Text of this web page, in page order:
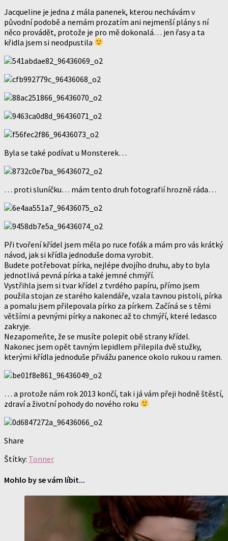
Jacqueline je jedna z mála panenek, kterou nechávám v
původní podobě a nemám prozatím ani nejmenší plány s ní
něco provádět, protože je pro mě dokonalá… jen řasy a ta
křidla jsem si neodpustila
Byla se také podívat u Monsterek…
… proti sluníčku… mám tento druh fotografií hrozně ráda…
Při tvoření křídel jsem měla po ruce foťák a mám pro vás krátký
návod, jak si křídla jednoduše doma vyrobit.
Budete potřebovat pírka, nejlépe dvojího druhu, aby to byla
jednotlivá pevná pírka a také jemné chmýří.
Vystřihla jsem si tvar křídel z tvrdého papíru, přímo jsem
použila stojan ze starého kalendáře, vzala tavnou pistoli, pírka
a pomalu jsem přilepovala pírko za pírkem. Začíná se s těmi
většími a pevnými pírky a nakonec až to chmýří, které ledasco
zakryje.
Nezapomeňte, že se musíte polepit obě strany křídel.
Nakonec jsem opět tavným lepidlem přilepila dvě stužky,
kterými křídla jednoduše přivážu panence okolo rukou u ramen.
… a protože nám rok 2013 končí, tak i já vám přeji hodně štěstí,
zdraví a životní pohody do nového roku
Share
Štítky: Tonner
Mohlo by se vám líbit...